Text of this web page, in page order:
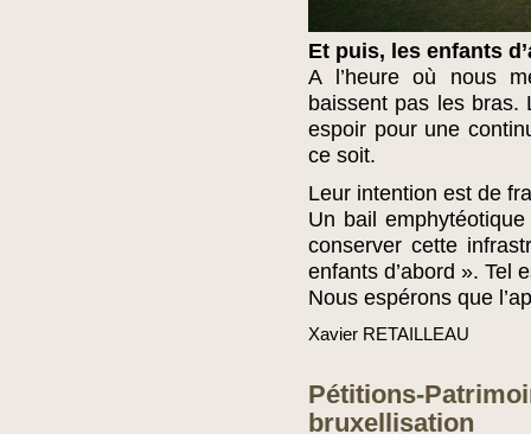
Et puis, les enfants
A l’heure où nous
baissent pas les bras.
espoir pour une
ce soit.
Leur intention est de
Un bail
conserver cette
enfants d’abord ». Tel
Nous espérons que
Xavier RETAILLEAU
Pétitions-
bruxellisation